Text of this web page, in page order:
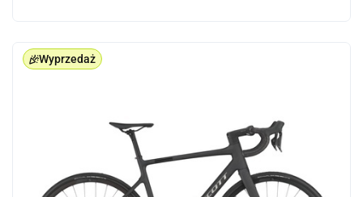
Wyprzedaż